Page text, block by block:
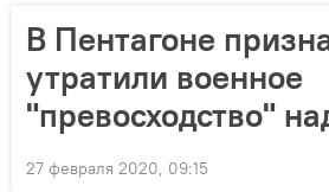
В Пентагоне
утратили военное
"превосходство"
27 февраля 2020, 09:15